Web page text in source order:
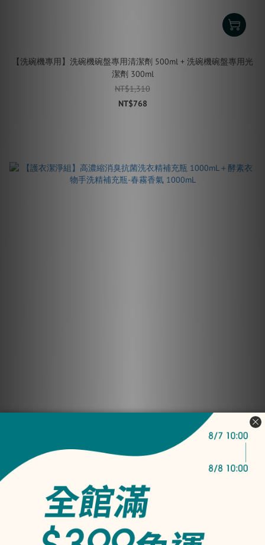
【洗碗機專用】洗碗機碗盤專用清潔劑 500ml + 洗碗機碗盤專用光
潔劑 300ml
NT$1,310
NT$768
【護衣潔淨組】高濃縮消臭抗菌洗衣精補充瓶 1000mL＋酵素衣物
手洗精補充瓶-春霧香氣 1000mL
NT$2,145